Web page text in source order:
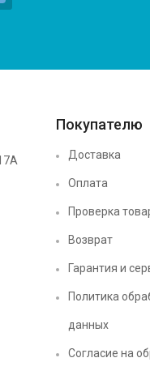
Покупателю
Доставка
Оплата
Проверка
Возврат
Гарантия и
Политика
данных
Согласие на